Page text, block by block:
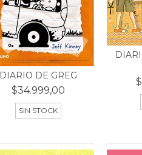
DIARIO DE GREG
$34.999,00
SIN STOCK